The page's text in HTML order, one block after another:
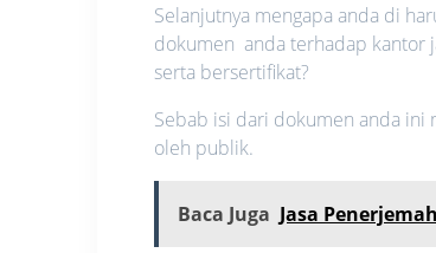
Selanjutnya mengapa anda di
dokumen anda terhadap kantor
serta bersertifikat?
Sebab isi dari dokumen anda ini
oleh publik.
Baca Juga Jasa